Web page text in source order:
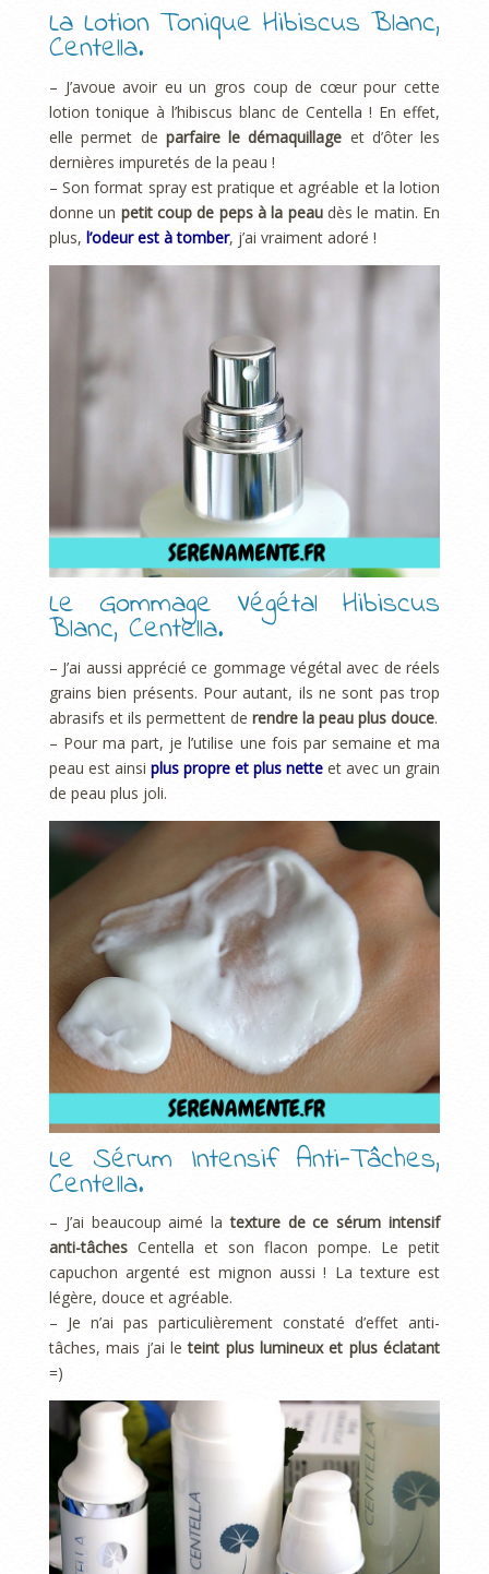
La Lotion Tonique Hibiscus Blanc,
Centella.
– J’avoue avoir eu un gros coup de cœur pour cette
lotion tonique à l’hibiscus blanc de Centella ! En effet,
elle permet de parfaire le démaquillage et d’ôter les
dernières impuretés de la peau !
– Son format spray est pratique et agréable et la lotion
donne un petit coup de peps à la peaudès le matin. En
plus, l’odeur est à tomber, j’ai vraiment adoré !
Le Gommage Végétal Hibiscus
Blanc, Centella.
– J’ai aussi apprécié ce gommage végétal avec de réels
grains bien présents. Pour autant, ils ne sont pas trop
abrasifs et ils permettent de rendre la peau plus douce.
– Pour ma part, je l’utilise une fois par semaine et ma
peau est ainsi plus propre et plus nette et avec un grain
de peau plus joli.
Le Sérum Intensif Anti-Tâches,
Centella.
– J’ai beaucoup aimé latexture de ce sérum intensif
anti-tâches Centella et son flacon pompe. Le petit
capuchon argenté est mignon aussi ! La texture est
légère, douce et agréable.
– Je n’ai pas particulièrement constaté d’effet anti-
tâches, mais j’ai leteint plus lumineux et plus éclatant
=)